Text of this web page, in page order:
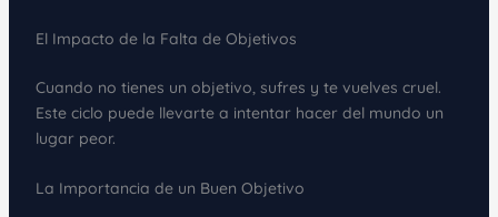
El Impacto de la Falta de Objetivos
Cuando no tienes un objetivo, sufres y te vuelves cruel.
Este ciclo puede llevarte a intentar hacer del mundo un
lugar peor.
La Importancia de un Buen Objetivo